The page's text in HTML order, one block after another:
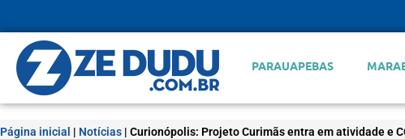
PARAUAPEBAS
Página inicial | Notícias | Curionópolis: Projeto Curimãs entra em atividade e